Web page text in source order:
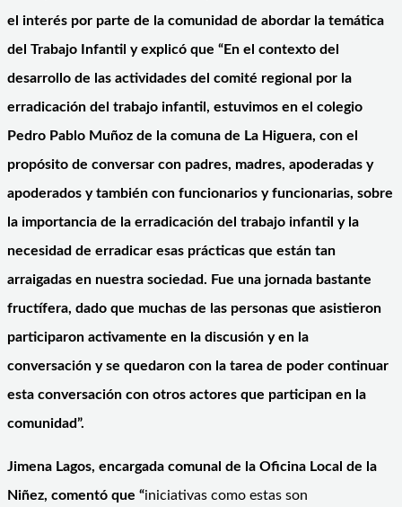
el interés por parte de la comunidad de abordar la temática
del Trabajo Infantil y explicó que “En el contexto del
desarrollo de las actividades del comité regional por la
erradicación del trabajo infantil, estuvimos en el colegio
Pedro Pablo Muñoz de la comuna de La Higuera, con el
propósito de conversar con padres, madres, apoderadas y
apoderados y también con funcionarios y funcionarias, sobre
la importancia de la erradicación del trabajo infantil y la
necesidad de erradicar esas prácticas que están tan
arraigadas en nuestra sociedad. Fue una jornada bastante
fructífera, dado que muchas de las personas que asistieron
participaron activamente en la discusión y en la
conversación y se quedaron con la tarea de poder continuar
esta conversación con otros actores que participan en la
comunidad”.
Jimena Lagos, encargada comunal de la Oficina Local de la
Niñez, comentó que “iniciativas como estas son